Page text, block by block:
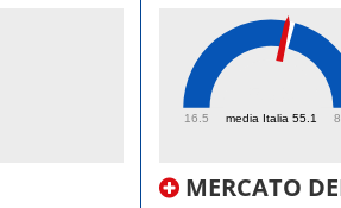
media Italia 55.1
16.5
MERCATO